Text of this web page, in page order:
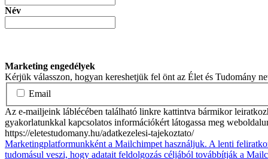
Név
Marketing engedélyek
Kérjük válasszon, hogyan kereshetjük fel önt az Élet és Tudomány
Email
Az e-mailjeink láblécében található linkre kattintva bármikor
gyakorlatunkkal kapcsolatos információkért látogassa meg
https://eletestudomany.hu/adatkezelesi-tajekoztato/
Marketingplatformunkként a Mailchimpet használjuk. A lenti
tudomásul veszi, hogy adatait feldolgozás céljából továbbítják a